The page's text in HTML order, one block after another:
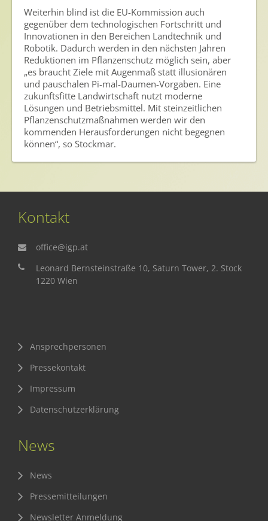
Pressemitteilungen
Pressebilder
Pressemappe
Pressekontakt
Mediathek
News
Archiv
Weiterhin blind ist die EU-Kommission auch
gegenüber dem technologischen Fortschritt und
Innovationen in den Bereichen Landtechnik und
Robotik. Dadurch werden in den nächsten Jahren
Reduktionen im Pflanzenschutz möglich sein, aber
„es braucht Ziele mit Augenmaß statt illusionären
und pauschalen Pi-mal-Daumen-Vorgaben. Eine
zukunftsfitte Landwirtschaft nutzt moderne
Lösungen und Betriebsmittel. Mit steinzeitlichen
Pflanzenschutzmaßnahmen werden wir den
kommenden Herausforderungen nicht begegnen
können“, so Stockmar.
Kontakt
office@igp.at
Leonard Bernsteinstraße 10, Saturn Tower, 2. Stock
1220 Wien
Ansprechpersonen
Pressekontakt
Impressum
Datenschutzerklärung
News
News
Pressemitteilungen
Newsletter Anmeldung